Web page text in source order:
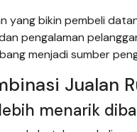
yang bikin pembeli
pengalaman
menjadi sumber
Jualan
menarik